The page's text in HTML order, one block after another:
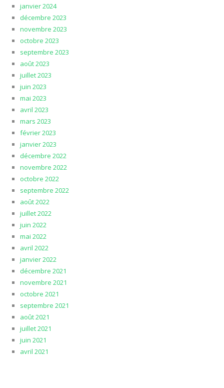
janvier 2024
décembre 2023
novembre 2023
octobre 2023
septembre 2023
août 2023
juillet 2023
juin 2023
mai 2023
avril 2023
mars 2023
février 2023
janvier 2023
décembre 2022
novembre 2022
octobre 2022
septembre 2022
août 2022
juillet 2022
juin 2022
mai 2022
avril 2022
janvier 2022
décembre 2021
novembre 2021
octobre 2021
septembre 2021
août 2021
juillet 2021
juin 2021
avril 2021